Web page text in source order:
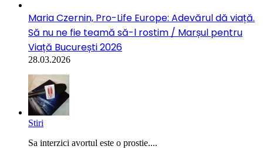
Maria Czernin, Pro-Life Europe: Adevărul dă viață.
Să nu ne fie teamă să-l rostim / Marșul pentru
Viață București 2026
28.03.2026
Stiri
Sa interzici avortul este o prostie....